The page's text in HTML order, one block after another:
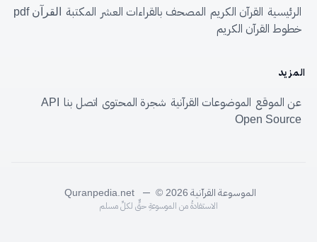
الرئيسية القرآن الكريم المصحف بالقراءات العشر المكتبة القرآن pdf
خطوط القرآن الكريم
المزيد
عن الموقع الموضوعات القرآنية شجرة المحتوى اتصل بنا
API
Open Source
الموسوعة القرآنية Quranpedia.net — © 2026
الاستفادةُ من الموسوعةِ حقٌّ لكلِّ مسلم